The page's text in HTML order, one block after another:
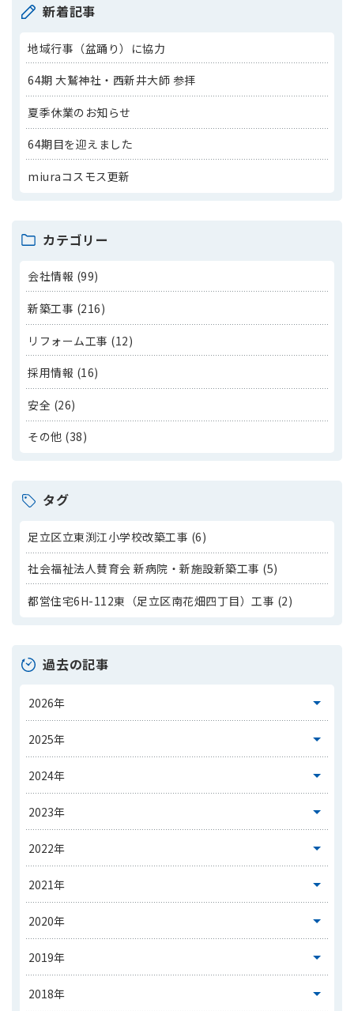
新着記事
地域行事（盆踊り）に協力
64期 大鷲神社・西新井大師 参拝
夏季休業のお知らせ
64期目を迎えました
miuraコスモス更新
カテゴリー
会社情報 (99)
新築工事 (216)
リフォーム工事 (12)
採用情報 (16)
安全 (26)
その他 (38)
タグ
足立区立東渕江小学校改築工事 (6)
社会福祉法人賛育会 新病院・新施設新築工事 (5)
都営住宅6H-112東（足立区南花畑四丁目）工事 (2)
過去の記事